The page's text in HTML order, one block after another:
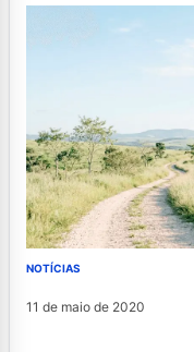
NOTÍCIAS
11 de maio de 2020